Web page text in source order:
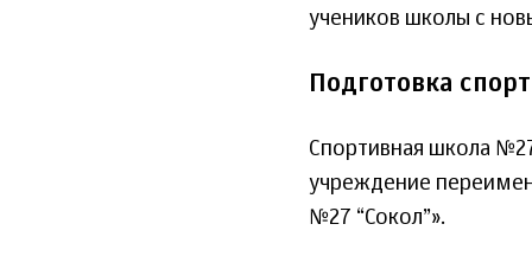
учеников школы с
Подготовка
Спортивная школа
учреждение
№27 “Сокол”».